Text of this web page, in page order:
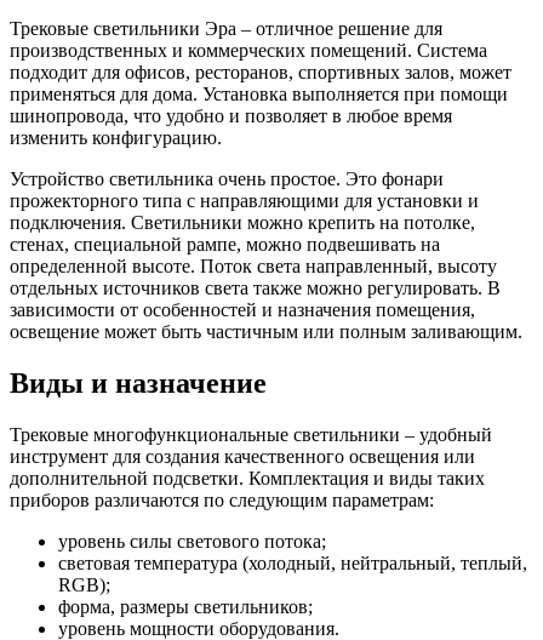
Трековые светильники Эра – отличное решение для
производственных и коммерческих помещений. Система
подходит для офисов, ресторанов, спортивных залов, может
применяться для дома. Установка выполняется при помощи
шинопровода, что удобно и позволяет в любое время
изменить конфигурацию.
Устройство светильника очень простое. Это фонари
прожекторного типа с направляющими для установки и
подключения. Светильники можно крепить на потолке,
стенах, специальной рампе, можно подвешивать на
определенной высоте. Поток света направленный, высоту
отдельных источников света также можно регулировать. В
зависимости от особенностей и назначения помещения,
освещение может быть частичным или полным заливающим.
Виды и назначение
Трековые многофункциональные светильники – удобный
инструмент для создания качественного освещения или
дополнительной подсветки. Комплектация и виды таких
приборов различаются по следующим параметрам:
уровень силы светового потока;
световая температура (холодный, нейтральный, теплый,
RGB);
форма, размеры светильников;
уровень мощности оборудования.